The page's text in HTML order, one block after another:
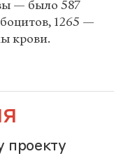
— было 587
1265 —
крови.
проекту